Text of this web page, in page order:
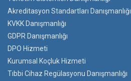
Akreditasyon Standartları Danışmanlığı
KVKK Danışmanlığı
GDPR Danışmanlığı
DPO Hizmeti
Kurumsal Koçluk Hizmeti
Tıbbi Cihaz Regülasyonu Danışmanlığı